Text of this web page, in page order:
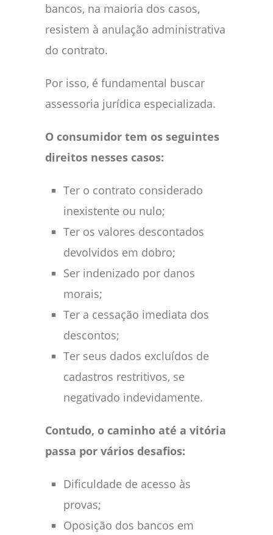
bancos, na maioria dos casos,
resistem à anulação administrativa
do contrato.
Por isso, é fundamental buscar
assessoria jurídica especializada.
O consumidor tem os seguintes
direitos nesses casos:
Ter o contrato considerado
inexistente ou nulo;
Ter os valores descontados
devolvidos em dobro;
Ser indenizado por danos
morais;
Ter a cessação imediata dos
descontos;
Ter seus dados excluídos de
cadastros restritivos, se
negativado indevidamente.
Contudo, o caminho até a vitória
passa por vários desafios:
Dificuldade de acesso às
provas;
Oposição dos bancos em